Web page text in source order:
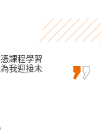
課程學習
我迎接未
保健領域
們亦有許
助我裝備
用。
和高質素
我對旅遊
課程 (會展及體